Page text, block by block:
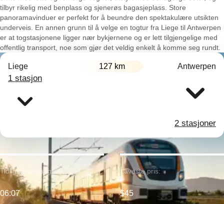
tilbyr rikelig med benplass og sjenerøs bagasjeplass. Store
panoramavinduer er perfekt for å beundre den spektakulære utsikten
underveis. En annen grunn til å velge en togtur fra Liege til Antwerpen
er at togstasjonene ligger nær bykjernene og er lett tilgjengelige med
offentlig transport, noe som gjør det veldig enkelt å komme seg rundt.
Liege 127 km Antwerpen
1 stasjon
2 stasjoner
Tidligste avgang:
06:07
Laveste pris:
$45